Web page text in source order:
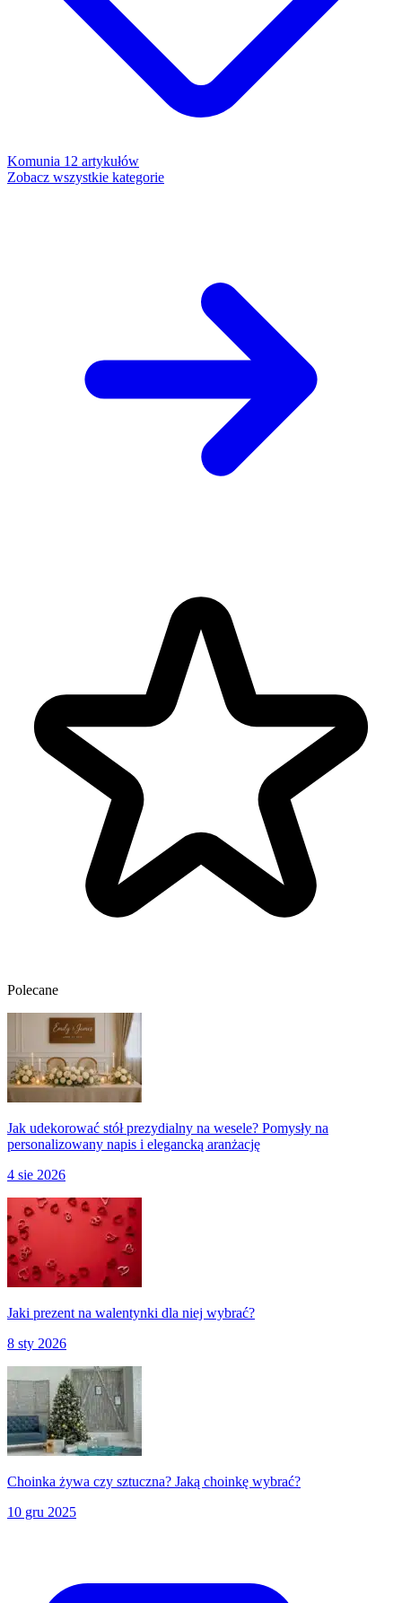
Komunia 12 artykułów
Zobacz wszystkie kategorie
Polecane
Jak udekorować stół prezydialny na wesele? Pomysły na
personalizowany napis i elegancką aranżację
4 sie 2026
Jaki prezent na walentynki dla niej wybrać?
8 sty 2026
Choinka żywa czy sztuczna? Jaką choinkę wybrać?
10 gru 2025